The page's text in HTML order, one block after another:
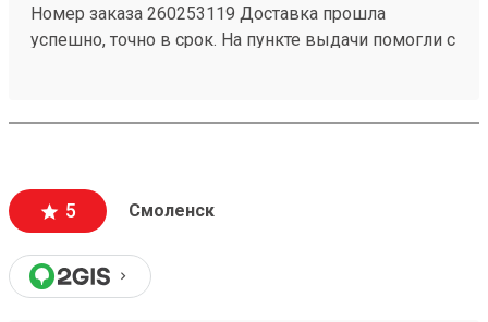
Номер заказа 260253119 Доставка прошла
успешно, точно в срок. На пункте выдачи помогли с
5 Смоленск